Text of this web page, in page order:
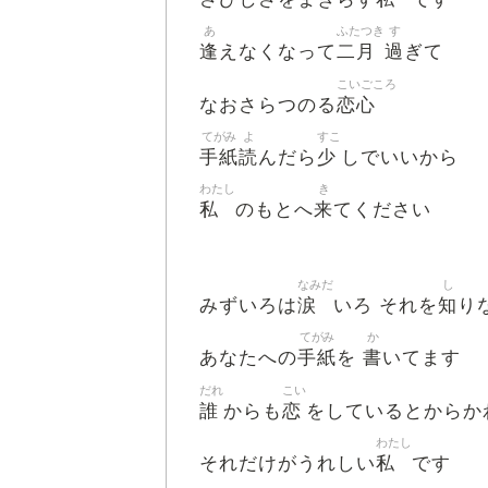
逢
あ
えなくなって二月
ふたつき
過
す
ぎて
なおさらつのる恋心
こいごころ
手紙
てがみ
読
よ
んだら 少
すこ
しでいいから
私
わたし
のもとへ来
き
てください
みずいろは涙
なみだ
いろ それを知
し
り
あなたへの手紙
てがみ
を 書
か
いてます
誰
だれ
からも恋
こい
をしているとからか
それだけがうれしい私
わたし
です